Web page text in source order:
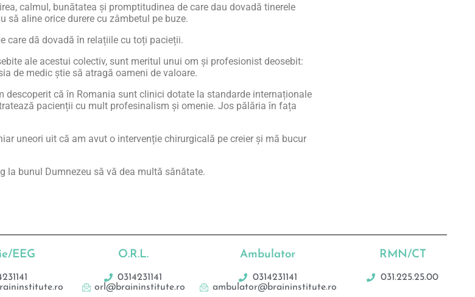
calmul, bunătatea și promptitudinea de care dau dovadă tinerele
să aline orice durere cu zâmbetul pe buze.
care dă dovadă în relațiile cu toți pacieții.
ale acestui colectiv, sunt meritul unui om și profesionist deosebit:
de medic știe să atragă oameni de valoare.
că în Romania sunt clinici dotate la standarde internaționale
pacienții cu mult profesinalism și omenie. Jos pălăria în fața
uneori uit că am avut o intervenție chirurgicală pe creier și mă bucur
la bunul Dumnezeu să vă dea multă sănătate.
EEG O.R.L.
0314231141
orl@braininstitute.ro
Ambulator
0314231141
ambulator@braininstitute.ro
RMN/CT
031.225.25.00